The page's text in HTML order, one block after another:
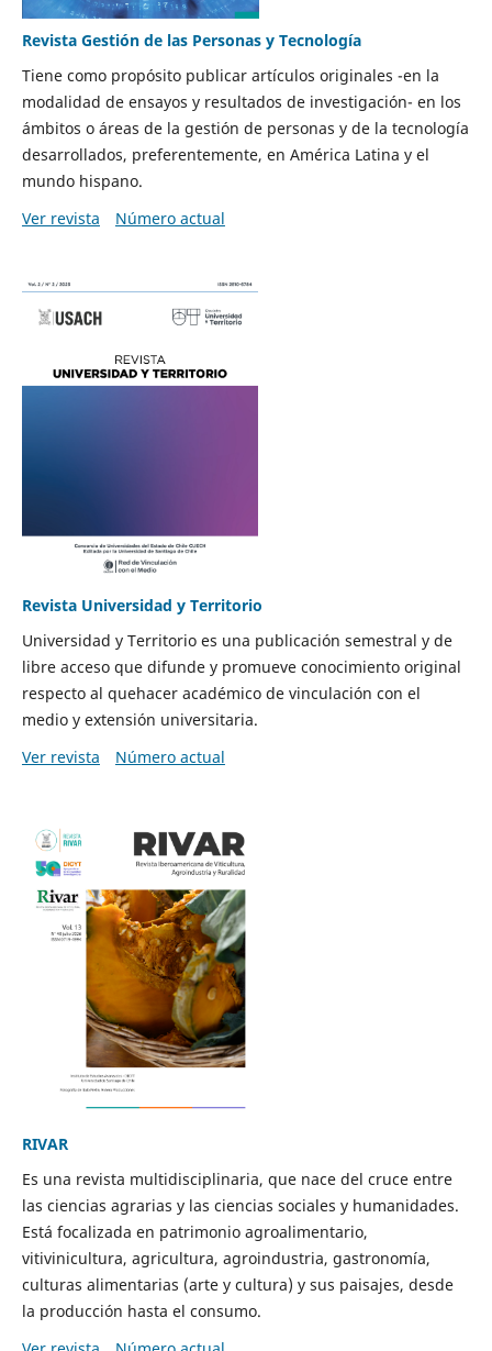
Revista Gestión de las Personas y Tecnología
Tiene como propósito publicar artículos originales -en la
modalidad de ensayos y resultados de investigación- en los
ámbitos o áreas de la gestión de personas y de la tecnología
desarrollados, preferentemente, en América Latina y el
mundo hispano.
Ver revista
Número actual
Revista Universidad y Territorio
Universidad y Territorio es una publicación semestral y de
libre acceso que difunde y promueve conocimiento original
respecto al quehacer académico de vinculación con el
medio y extensión universitaria.
Ver revista
Número actual
RIVAR
Es una revista multidisciplinaria, que nace del cruce entre
las ciencias agrarias y las ciencias sociales y humanidades.
Está focalizada en patrimonio agroalimentario,
vitivinicultura, agricultura, agroindustria, gastronomía,
culturas alimentarias (arte y cultura) y sus paisajes, desde
la producción hasta el consumo.